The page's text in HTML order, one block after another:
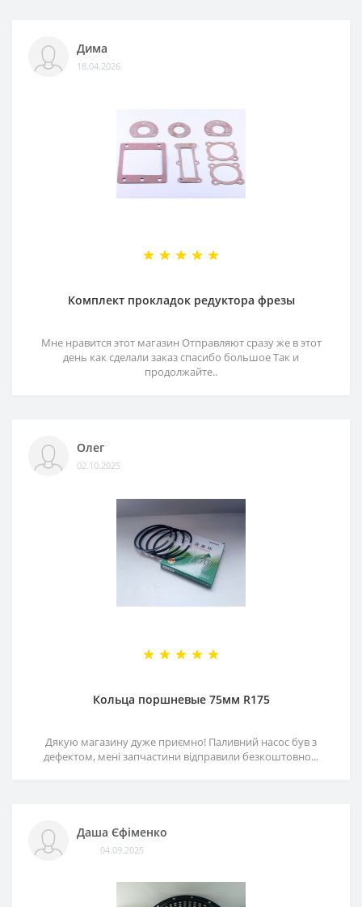
Дима
18.04.2026
Комплект прокладок редуктора фрезы
Мне нравится этот магазин Отправляют сразу же в этот
день как сделали заказ спасибо большое Так и
продолжайте..
Олег
02.10.2025
Кольца поршневые 75мм R175
Дякую магазину дуже приємно! Паливний насос був з
дефектом, мені запчастини відправили безкоштовно...
Даша Єфіменко
04.09.2025